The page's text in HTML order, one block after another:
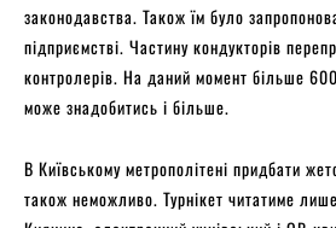
законодавства. Також їм було
підприємстві. Частину кондукторів
контролерів. На даний момент більше
може знадобитись і більше.
В Київському метрополітені придбати
також неможливо. Турнікет читатиме